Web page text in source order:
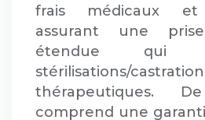
frais médicaux et
assurant une
étendue qui
stérilisations/
thérapeutiques.
comprend une